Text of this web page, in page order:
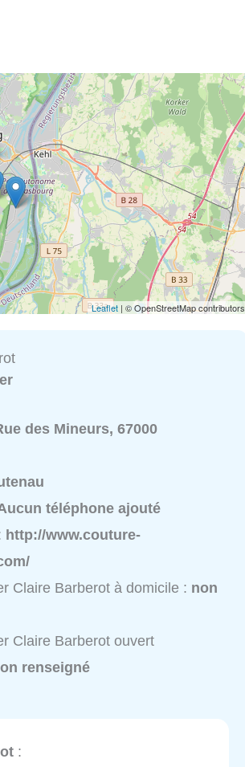
Leaflet | © OpenStreetMap contributors
des Mineurs, 67000
téléphone ajouté
http://www.couture-
Claire Barberot à domicile : non
Claire Barberot ouvert
renseigné
: